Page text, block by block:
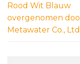
Rood Wit Blauw
overgenomen
Metawater Co.,